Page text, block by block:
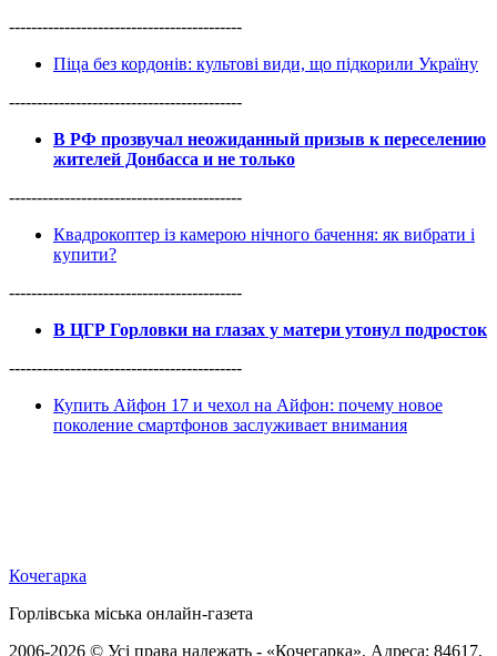
------------------------------------------
Піца без кордонів: культові види, що підкорили Україну
------------------------------------------
В РФ прозвучал неожиданный призыв к переселению
жителей Донбасса и не только
------------------------------------------
Квадрокоптер із камерою нічного бачення: як вибрати і
купити?
------------------------------------------
В ЦГР Горловки на глазах у матери утонул подросток
------------------------------------------
Купить Айфон 17 и чехол на Айфон: почему новое
поколение смартфонов заслуживает внимания
Кочегарка
Горлівська міська онлайн-газета
2006-2026 © Усі права належать - «Кочегарка». Адреса: 84617,